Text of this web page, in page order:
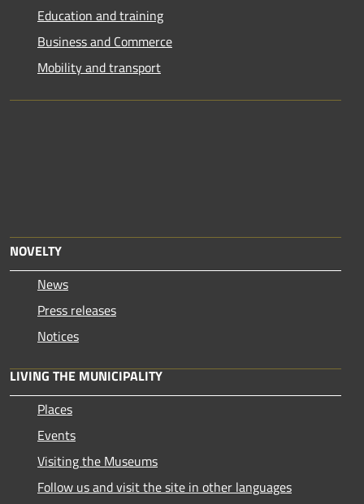
Education and training
Business and Commerce
Mobility and transport
NOVELTY
News
Press releases
Notices
LIVING THE MUNICIPALITY
Places
Events
Visiting the Museums
Follow us and visit the site in other languages